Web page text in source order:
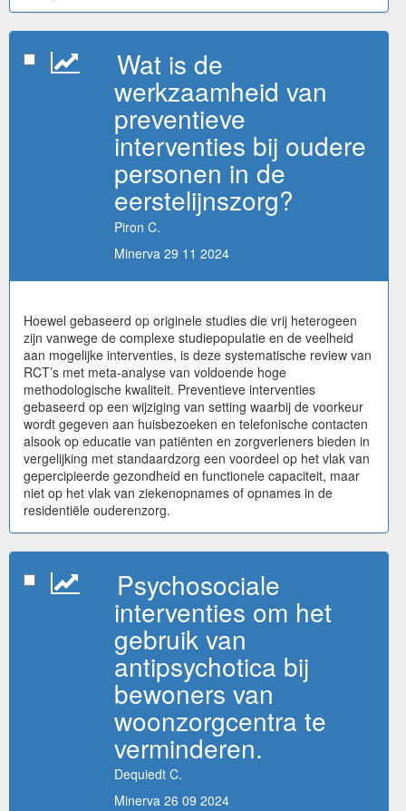
Wat is de
werkzaamheid van
preventieve
interventies bij oudere
personen in de
eerstelijnszorg?
Piron C.
Minerva 29 11 2024
Hoewel gebaseerd op originele studies die vrij heterogeen
zijn vanwege de complexe studiepopulatie en de veelheid
aan mogelijke interventies, is deze systematische review van
RCT’s met meta-analyse van voldoende hoge
methodologische kwaliteit. Preventieve interventies
gebaseerd op een wijziging van setting waarbij de voorkeur
wordt gegeven aan huisbezoeken en telefonische contacten
alsook op educatie van patiënten en zorgverleners bieden in
vergelijking met standaardzorg een voordeel op het vlak van
gepercipieerde gezondheid en functionele capaciteit, maar
niet op het vlak van ziekenopnames of opnames in de
residentiële ouderenzorg.
Psychosociale
interventies om het
gebruik van
antipsychotica bij
bewoners van
woonzorgcentra te
verminderen.
Dequiedt C.
Minerva 26 09 2024